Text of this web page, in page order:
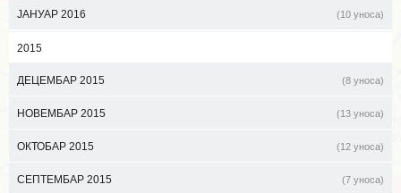
ЈАНУАР 2016 (10 уноса)
2015
ДЕЦЕМБАР 2015 (8 уноса)
НОВЕМБАР 2015 (13 уноса)
ОКТОБАР 2015 (12 уноса)
СЕПТЕМБАР 2015 (7 уноса)